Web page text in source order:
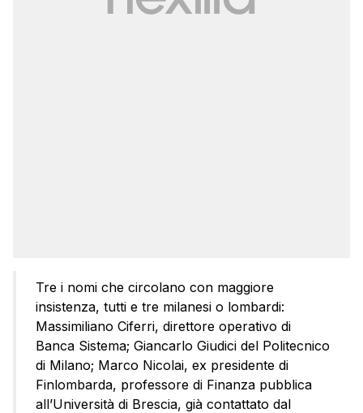
Tre i nomi che circolano con maggiore
insistenza, tutti e tre milanesi o lombardi:
Massimiliano Ciferri, direttore operativo di
Banca Sistema; Giancarlo Giudici del Politecnico
di Milano; Marco Nicolai, ex presidente di
Finlombarda, professore di Finanza pubblica
all’Università di Brescia, già contattato dal